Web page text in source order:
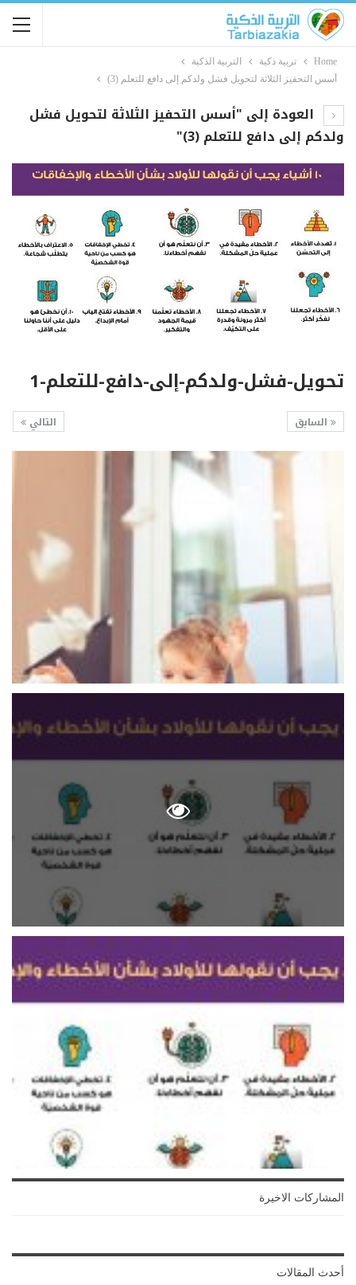
Home تربية ذكية
التربية الذكية
أسس التحفيز الثلاثة لتحويل فشل ولدكم إلى دافع للتعلم (3)
العودة إلى "أسس التحفيز الثلاثة لتحويل فشل
ولدكم إلى دافع للتعلم (3)"
تحويل-فشل-ولدكم-إلى-دافع-للتعلم-1
التالي السابق
المشاركات الاخيرة
أحدث المقالات